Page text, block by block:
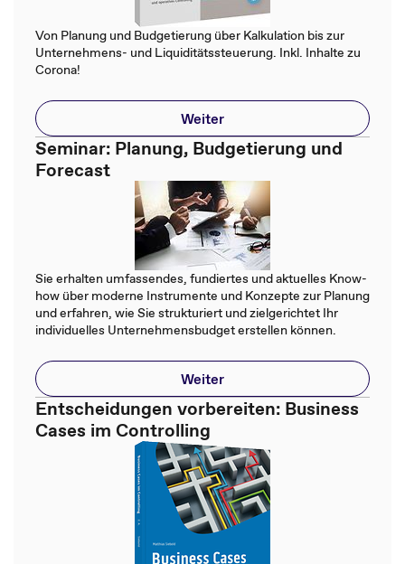
Von Planung und Budgetierung über Kalkulation bis zur
Unternehmens- und Liquiditätssteuerung. Inkl. Inhalte zu
Corona!
Weiter
Seminar: Planung, Budgetierung und
Forecast
Sie erhalten umfassendes, fundiertes und aktuelles Know-
how über moderne Instrumente und Konzepte zur Planung
und erfahren, wie Sie strukturiert und zielgerichtet Ihr
individuelles Unternehmensbudget erstellen können.
Weiter
Entscheidungen vorbereiten: Business
Cases im Controlling